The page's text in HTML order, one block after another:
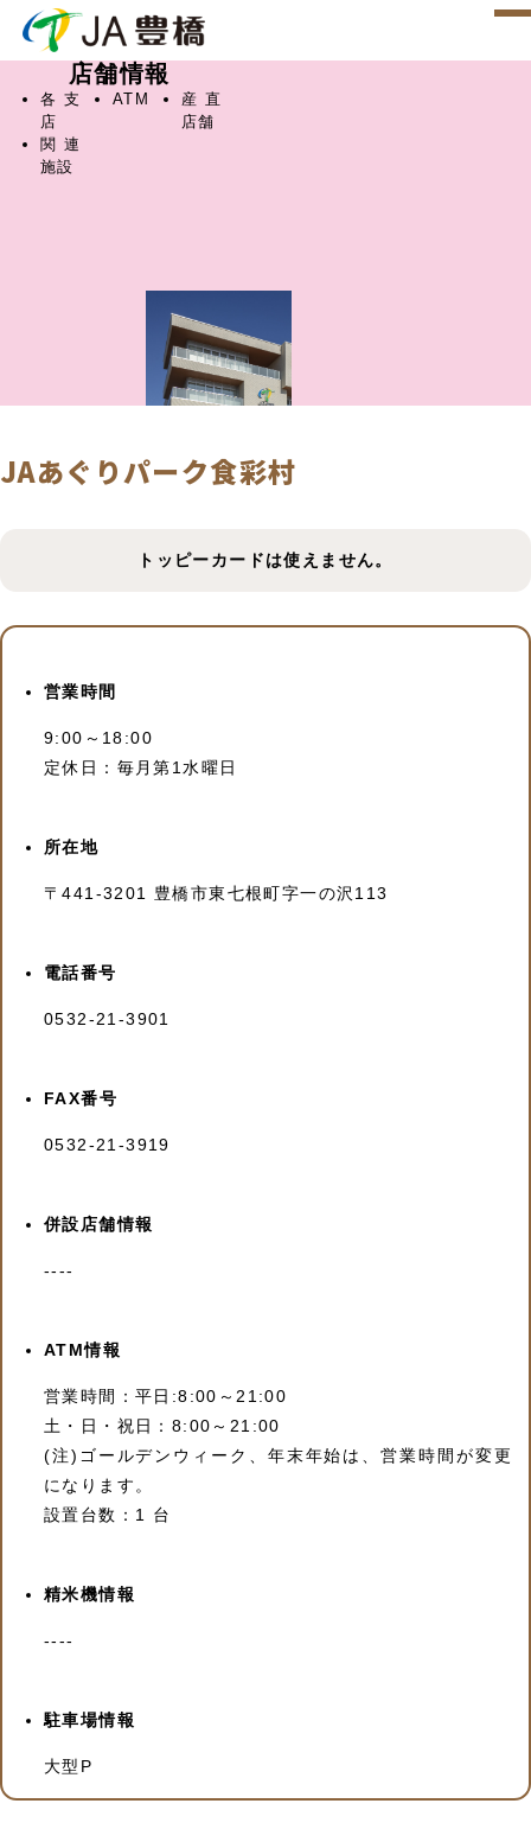
店舗情報
各支
店
ATM
産直
店舗
関連
施設
JAあぐりパーク食彩村
トッピーカードは使えません。
営業時間
9:00～18:00
定休日：毎月第1水曜日
所在地
〒441-3201 豊橋市東七根町字一の沢113
電話番号
0532-21-3901
FAX番号
0532-21-3919
併設店舗情報
----
ATM情報
営業時間：平日:8:00～21:00
土・日・祝日：8:00～21:00
(注)ゴールデンウィーク、年末年始は、営業時間が変更
になります。
設置台数：1 台
精米機情報
----
駐車場情報
大型P